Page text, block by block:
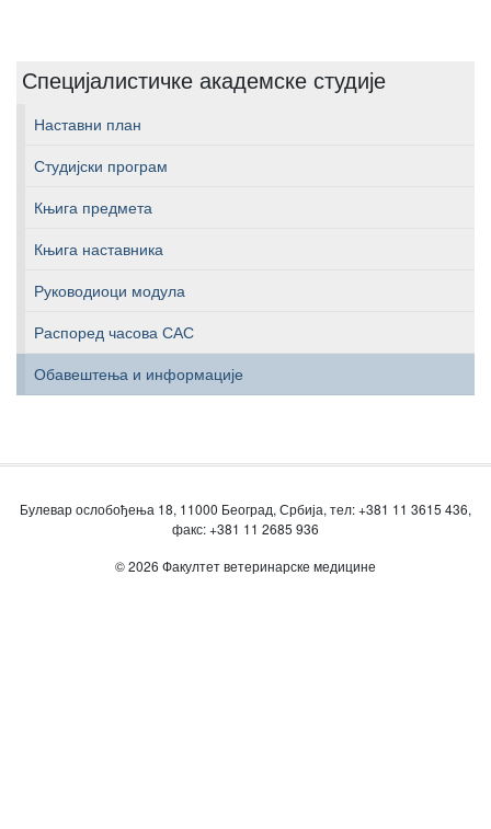
Специјалистичке академске студије
Наставни план
Студијски програм
Књига предмета
Књига наставника
Руководиоци модула
Распоред часова САС
Обавештења и информације
Булевар ослобођења 18, 11000 Београд, Србија, тел: +381 11 3615 436,
факс: +381 11 2685 936
© 2026 Факултет ветеринарске медицине